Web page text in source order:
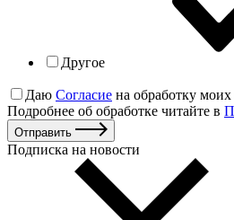
Другое
Даю Согласие на обработку
Подробнее об обработке читайте в
Отправить
Подписка на новости